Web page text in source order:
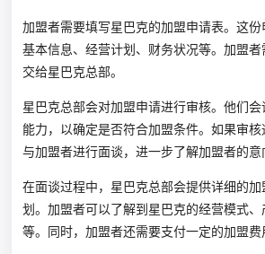
加盟者需要填写星巴克的加盟申请表。这
基本信息、经营计划、财务状况等。加盟
交给星巴克总部。
星巴克总部会对加盟申请进行审核。他们
能力，以确定是否符合加盟条件。如果审
与加盟者进行面谈，进一步了解加盟者的意
在面谈过程中，星巴克总部会提供详细的
划。加盟者可以了解到星巴克的经营模式
等。同时，加盟者还需要支付一定的加盟费